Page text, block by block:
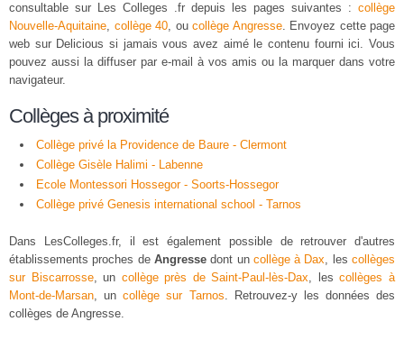
consultable sur Les Colleges .fr depuis les pages suivantes : collège
Nouvelle-Aquitaine, collège 40, ou collège Angresse. Envoyez cette page
web sur Delicious si jamais vous avez aimé le contenu fourni ici. Vous
pouvez aussi la diffuser par e-mail à vos amis ou la marquer dans votre
navigateur.
Collèges à proximité
Collège privé la Providence de Baure - Clermont
Collège Gisèle Halimi - Labenne
Ecole Montessori Hossegor - Soorts-Hossegor
Collège privé Genesis international school - Tarnos
Dans LesColleges.fr, il est également possible de retrouver d'autres
établissements proches de Angressedont un collège à Dax, lescollèges
sur Biscarrosse, un collège près de Saint-Paul-lès-Dax, lescollèges à
Mont-de-Marsan, uncollège sur Tarnos. Retrouvez-y les données des
collèges de Angresse.